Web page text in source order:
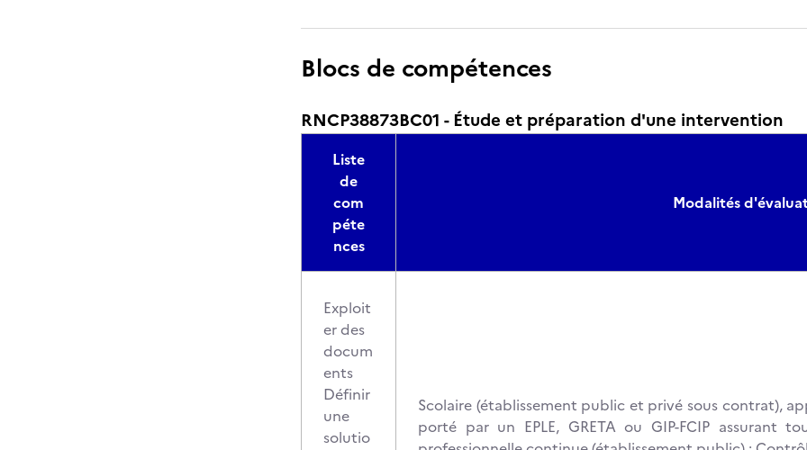
Blocs de compétences
RNCP38873BC01 - Étude et préparation d'une intervention
Liste
de
com
péte
nces
Modalités
Exploit
er des
docum
ents
Définir
une
solutio
Scolaire (établissement public et privé sous contrat),
porté par un EPLE, GRETA ou GIP-FCIP assurant